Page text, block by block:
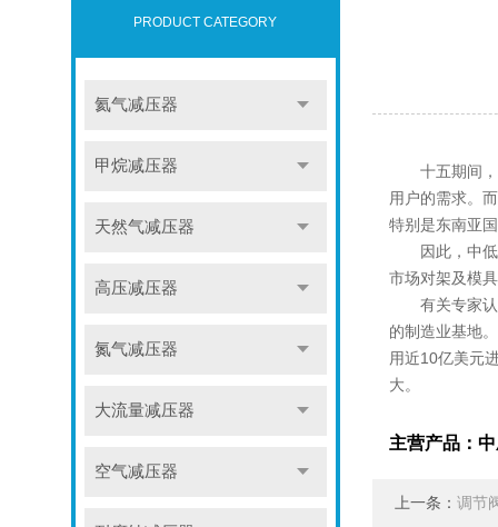
PRODUCT CATEGORY
氦气减压器
甲烷减压器
天然气减压器
高压减压器
氮气减压器
大流量减压器
空气减压器
十五期间，
用户的需求。
特别是东南亚
因此，中低
市场对架及模
有关专家认
的制造业基地
用近10亿美元
大。
主营产品：
上一条： 调节